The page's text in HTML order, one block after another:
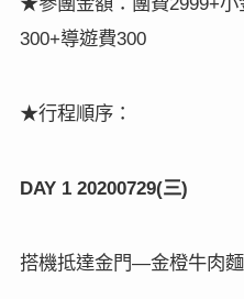
300+導遊費300
★行程順序：
DAY 1 20200729(三)
搭機抵達金門—金橙牛肉麵